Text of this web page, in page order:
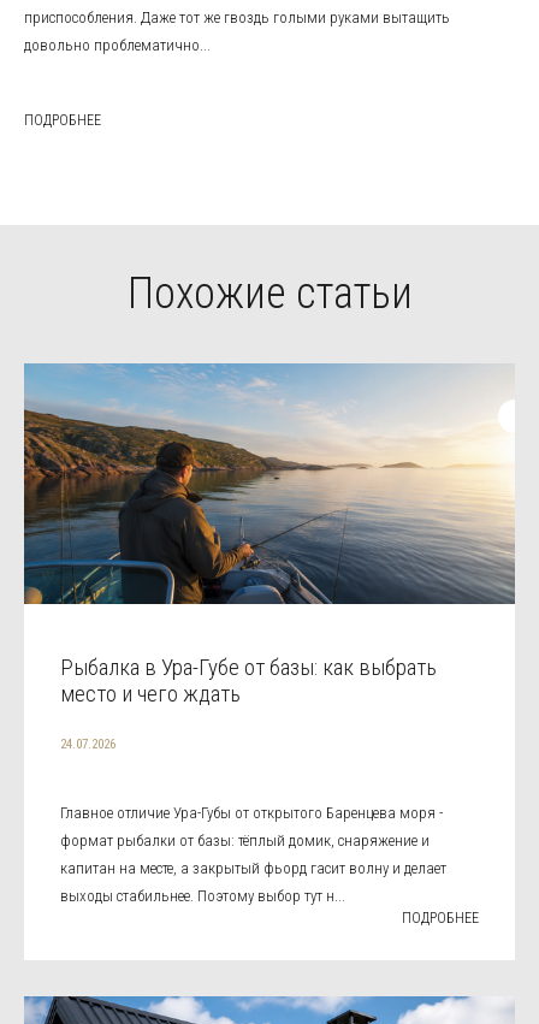
приспособления. Даже тот же гвоздь голыми руками вытащить
довольно проблематично...
ПОДРОБНЕЕ
Похожие статьи
Рыбалка в Ура-Губе от базы: как выбрать
место и чего ждать
24.07.2026
Главное отличие Ура-Губы от открытого Баренцева моря -
формат рыбалки от базы: тёплый домик, снаряжение и
капитан на месте, а закрытый фьорд гасит волну и делает
выходы стабильнее. Поэтому выбор тут н...
ПОДРОБНЕЕ